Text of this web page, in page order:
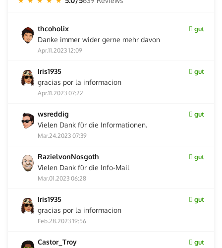
thcoholix gut
Danke immer wider gerne mehr davon
Apr.11.2023 12:09
Iris1935 gut
gracias por la informacion
Apr.11.2023 07:22
wsreddig gut
Vielen Dank für die Informationen.
Mar.24.2023 07:39
RazielvonNosgoth gut
Vielen Dank für die Info-Mail
Mar.01.2023 06:28
Iris1935 gut
gracias por la informacion
Feb.28.2023 19:56
Castor_Troy gut